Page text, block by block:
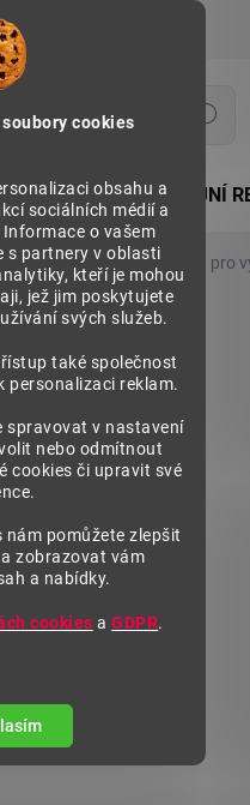
cookies
obsahu a
sociálních médií a
o vašem
s partnery v oblasti
kteří je mohou
jež jim poskytujete
svých služeb.
také společnost
personalizaci reklam.
spravovat v nastavení
nebo odmítnout
cookies či upravit své
pomůžete zlepšit
zobrazovat vám
a nabídky.
cookies aGDPR.
COOKIES
Hledat
PRODEJNÍ
dělítka Hřeben pro